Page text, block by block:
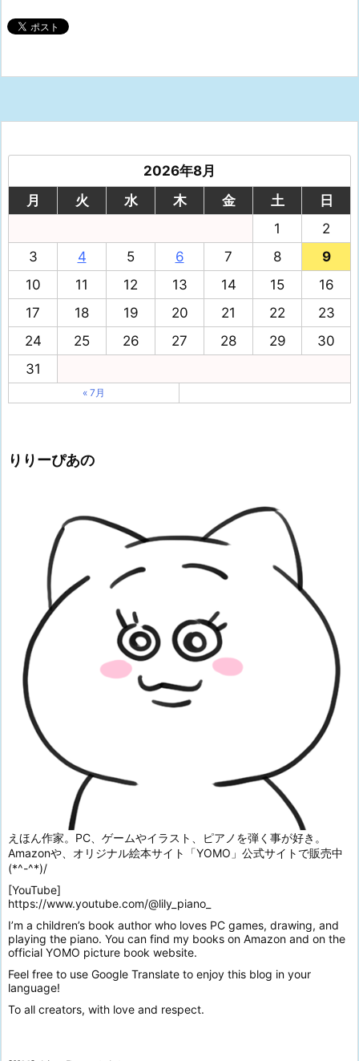
2026年8月
月
火 水 木 金 土
日
1
2
3
4 5 6 7 8
9
10
11 12 13 14 15
16
17
18 19 20 21 22
23
24
25 26 27 28 29
30
31
« 7月
りりーぴあの
えほん作家。PC、ゲームやイラスト、ピアノを弾く事が好き。
Amazonや、オリジナル絵本サイト「YOMO」公式サイトで販売中
(*^-^*)/
[YouTube]
https://www.youtube.com/@lily_piano_
I’m a children’s book author who loves PC games, drawing, and
playing the piano. You can find my books on Amazon and on the
official YOMO picture book website.
Feel free to use Google Translate to enjoy this blog in your
language!
To all creators, with love and respect.